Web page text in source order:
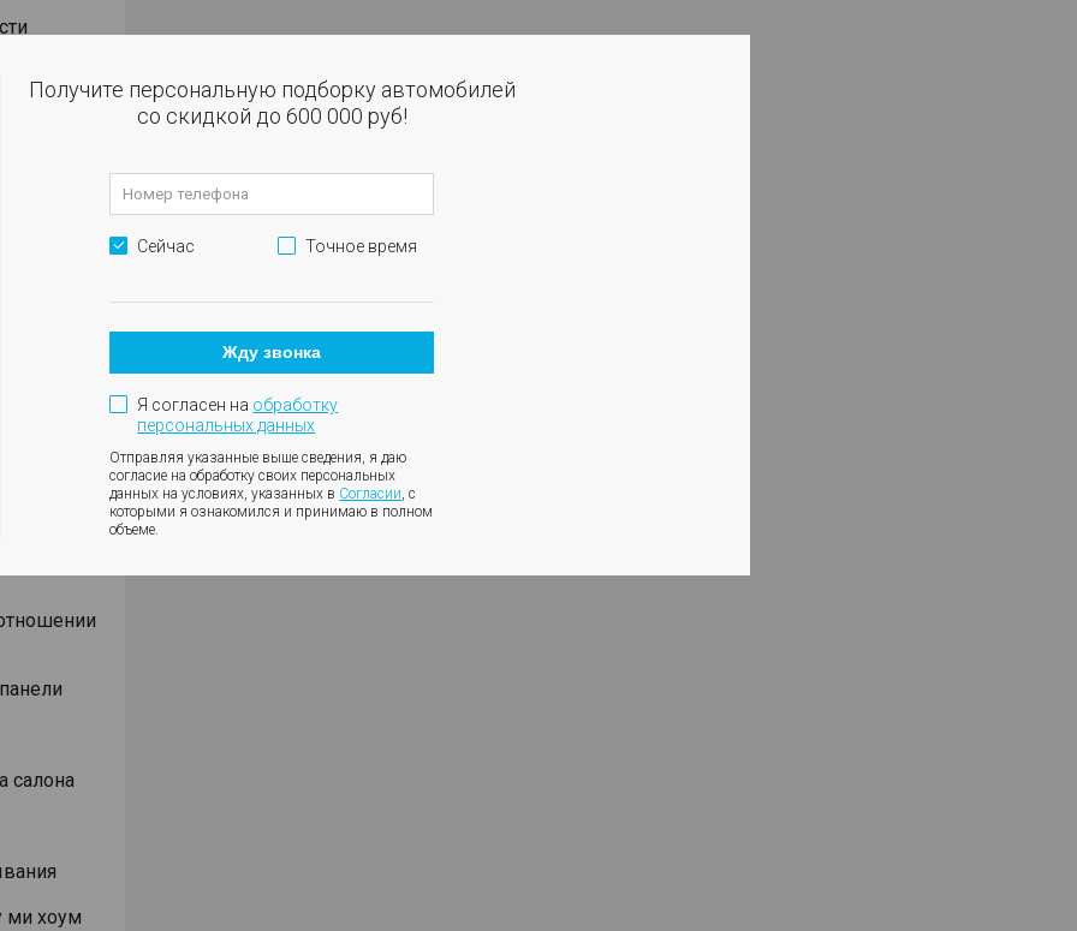
с
салона
ми хоум
Получите персональную подборку автомобилей
со скидкой до 600 000 руб!
Сейчас Точное время
Жду звонка
Я согласен на обработку
персональных данных
Отправляя указанные выше сведения, я даю
согласие на обработку своих персональных
данных на условиях, указанных в Согласии, с
которыми я ознакомился и принимаю в полном
объеме.